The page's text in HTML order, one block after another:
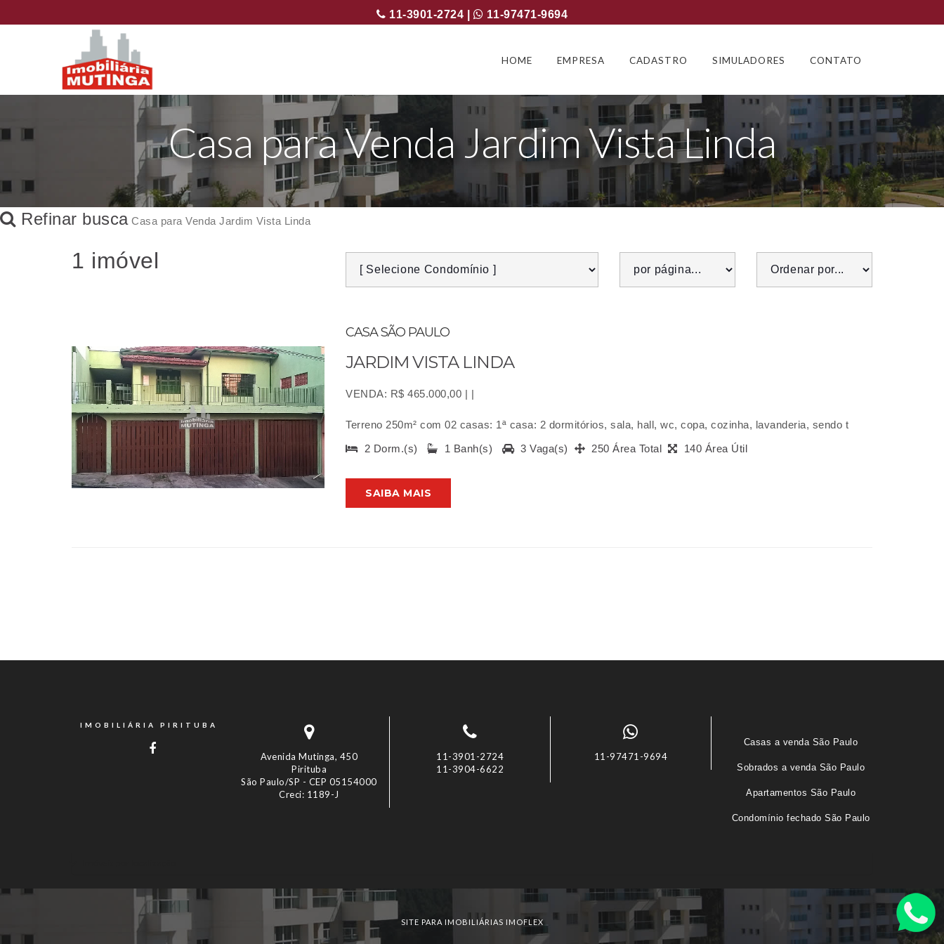
11-3901-2724 | 11-97471-9694
HOME EMPRESA CADASTRO SIMULADORES CONTATO
Casa para Venda Jardim Vista Linda
Refinar busca Casa para Venda Jardim Vista Linda
1 imóvel
CASA SÃO PAULO
JARDIM VISTA LINDA
VENDA: R$ 465.000,00 | |
Terreno 250m² com 02 casas: 1ª casa: 2 dormitórios, sala, hall, wc, copa, cozinha, lavanderia, sendo t
2 Dorm.(s)
1 Banh(s) 3 Vaga(s) 250 Área Total 140 Área Útil
SAIBA MAIS
IMOBILIÁRIA PIRITUBA
Avenida Mutinga, 450
Pirituba
São Paulo/SP - CEP 05154000
Creci: 1189-J
11-3901-2724
11-3904-6622
11-97471-9694
Casas a venda São Paulo
Sobrados a venda São Paulo
Apartamentos São Paulo
Condomínio fechado São Paulo
SITE PARA IMOBILIÁRIAS IMOFLEX